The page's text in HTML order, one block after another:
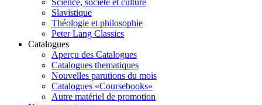
Science, société et culture
Slavistique
Théologie et philosophie
Peter Lang Classics
Catalogues
Aperçu des Catalogues
Catalogues thematiques
Nouvelles parutions du mois
Catalogues «Coursebooks»
Autre matériel de promotion